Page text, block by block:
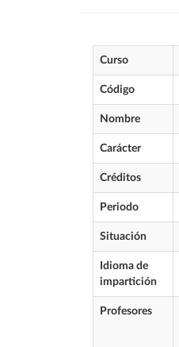
Curso
Código
Nombre
Carácter
Créditos
Periodo
Situación
Idioma de
impartición
Profesores